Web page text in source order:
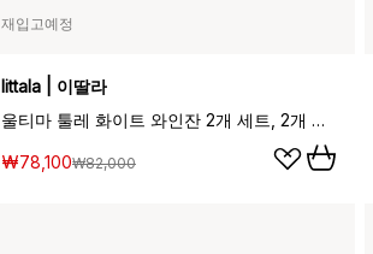
재입고예정
Iittala | 이딸라
울티마 툴레 화이트 와인잔 2개 세트, 2개 세트
₩78,100₩82,000